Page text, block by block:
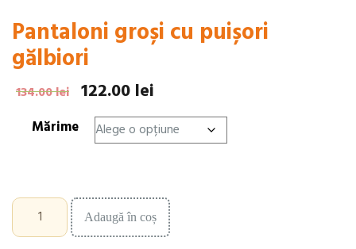
Pantaloni groși cu puișori
gălbiori
134.00lei Prețul
inițial
a
122.00 lei
curent
este:
Mărime
Cantitate
Pantaloni
groși
Adaugă în coș